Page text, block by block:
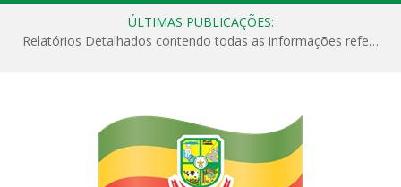
ÚLTIMAS PUBLICAÇÕES:
Relatórios Detalhados contendo todas as informações referentes a execução de recursos destinados ao fomento de projetos culturais no Município de Jacundá entre os anos de 2022 ao presente ano de 2026.